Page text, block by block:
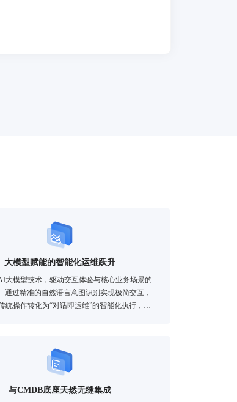
大模型赋能的智能化运维跃升
大模型技术，驱动交互体验与核心业务场景的
通过精准的自然语言意图识别实现极简交互，
统操作转化为“对话即运维”的智能化执行，极
与CMDB底座天然无缝集成